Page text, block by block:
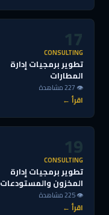
17
CONSULTING
تطوير برمجيات إدارة
المطارات
👁 227 مشاهدة
اقرأ ←
19
CONSULTING
تطوير برمجيات إدارة
المخزون والمستودعات
👁 225 مشاهدة
اقرأ ←